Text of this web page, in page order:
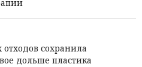
сохранила
дольше пластика